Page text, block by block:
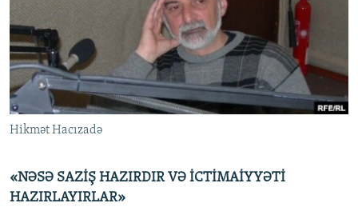
İNFOQRAFIKA
KARIKATURA
AZƏRBAYCAN ƏDƏBIYYATI KITABXANASI
İSLAM VƏ DEMOKRATIYA
İZ - MƏDƏNIYYƏT PROQRAMI
MISSIYAMIZ
PEŞƏ ETIKASI VƏ JURNALISTIKA STANDARTLARIMIZ
MATERIALLARIMIZDAN ISTIFADƏ
AZADLIQRADIOSU MOBIL TELEFONUNUZDA
XƏBƏR BÜLLETENLƏRIMIZ
BIZI IZLƏ
RFE/RL-in bütün saytları
Hikmət Hacızadə
«NƏSƏ SAZİŞ HAZIRDIR VƏ İCTİMAİYYƏTİ
HAZIRLAYIRLAR»